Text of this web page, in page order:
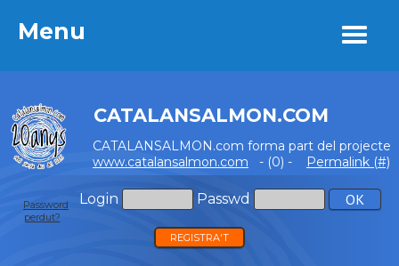
Menu
CATALANSALMON.COM
CATALANSALMON.com forma part del projecte
www.catalansalmon.com - (0) - Permalink (#)
Login Passwd
Password
perdut?
REGISTRA'T
Menu